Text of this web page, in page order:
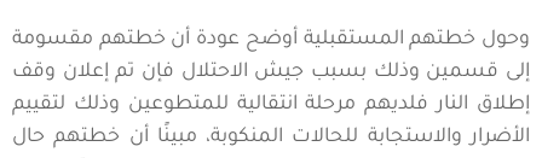
وحول خطتهم المستقبلية أوضح عودة أن خطتهم مقسومة
إلى قسمين وذلك بسبب جيش الاحتلال فإن تم إعلان وقف
إطلاق النار فلديهم مرحلة انتقالية للمتطوعين وذلك لتقييم
الأضرار والاستجابة للحالات المنكوبة، مبينًا أن خطتهم حال